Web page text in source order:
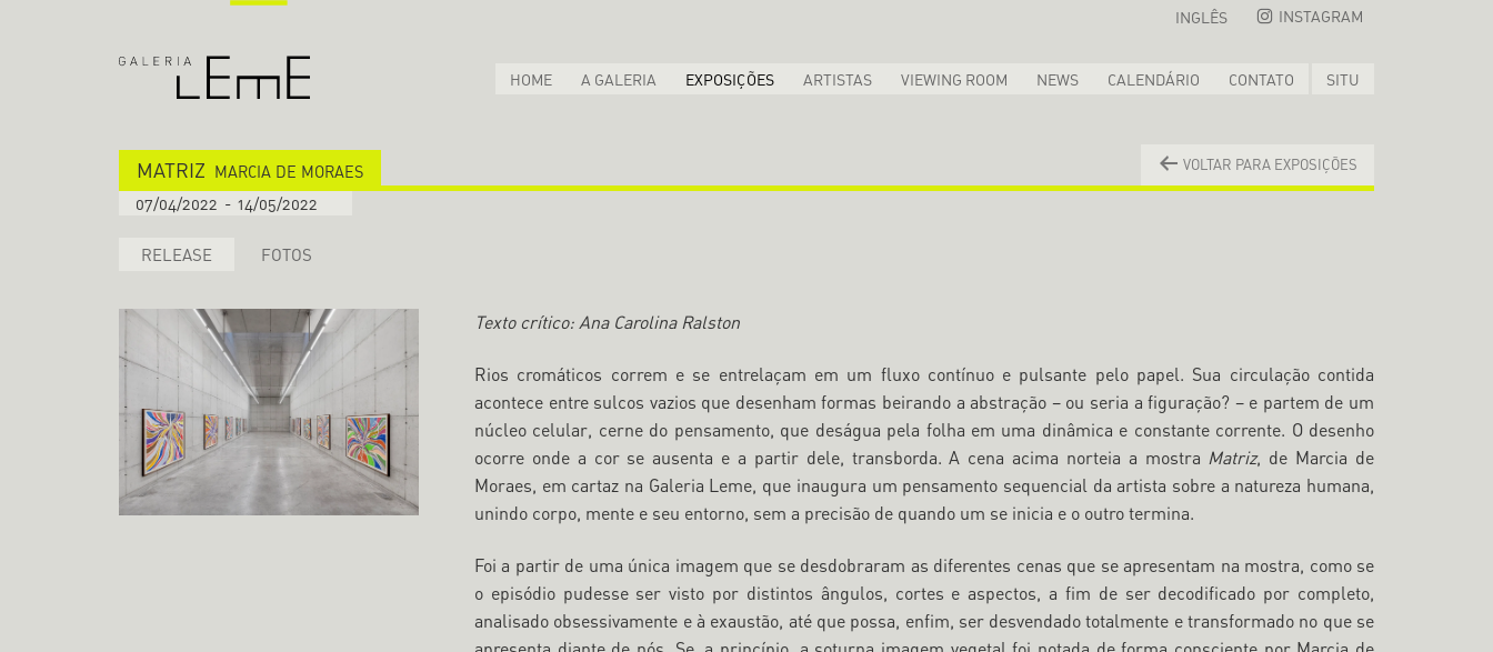
INGLÊS INSTAGRAM
HOME A GALERIA EXPOSIÇÕES ARTISTAS VIEWING ROOM NEWS CALENDÁRIO CONTATO SITU
MATRIZ MARCIA DE MORAES
07/04/2022 - 14/05/2022
VOLTAR PARA EXPOSIÇÕES
RELEASE FOTOS
Texto crítico: Ana Carolina Ralston
Rios cromáticos correm e se entrelaçam em um fluxo contínuo e pulsante pelo papel. Sua circulação contida
acontece entre sulcos vazios que desenham formas beirando a abstração – ou seria a figuração? – e partem de um
núcleo celular, cerne do pensamento, que deságua pela folha em uma dinâmica e constante corrente. O desenho
ocorre onde a cor se ausenta e a partir dele, transborda. A cena acima norteia a mostra Matriz, de Marcia de
Moraes, em cartaz na Galeria Leme, que inaugura um pensamento sequencial da artista sobre a natureza humana,
unindo corpo, mente e seu entorno, sem a precisão de quando um se inicia e o outro termina.
Foi a partir de uma única imagem que se desdobraram as diferentes cenas que se apresentam na mostra, como se
o episódio pudesse ser visto por distintos ângulos, cortes e aspectos, a fim de ser decodificado por completo,
analisado obsessivamente e à exaustão, até que possa, enfim, ser desvendado totalmente e transformado no que se